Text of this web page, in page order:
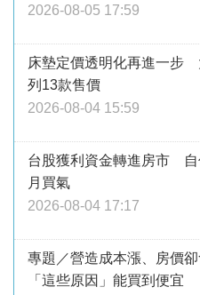
2026-08-05 17:59
床墊定價透明化再進一步
列13款售價
2026-08-04 15:59
台股獲利資金轉進房市 自
月買氣
2026-08-04 17:17
專題／營造成本漲、房價
「這些原因」能買到便宜